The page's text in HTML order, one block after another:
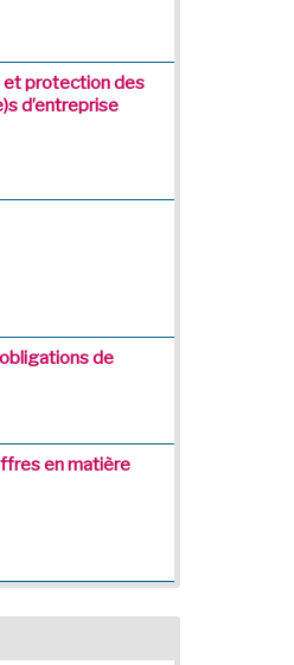
et protection des
d’entreprise
de
en matière